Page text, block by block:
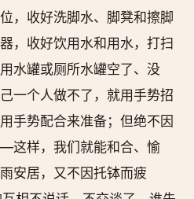
，收好洗脚水、脚凳和擦脚
，收好饮用水和用水，打扫
水罐或厕所水罐空了、没
一个人做不了，就用手势招
手势配合来准备；但绝不因
这样，我们就能和合、愉
安居，又不因托钵而疲